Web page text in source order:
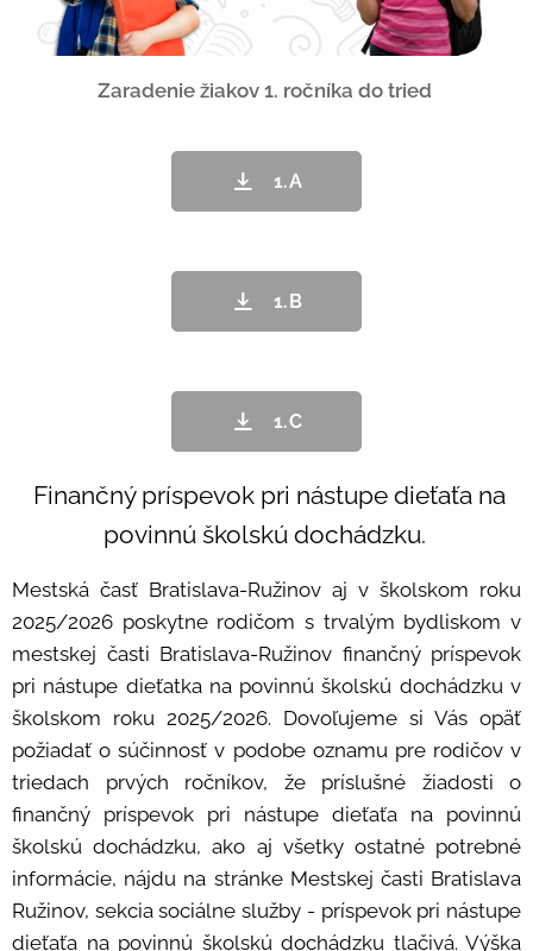
Zaradenie žiakov 1. ročníka do tried
1.A
1.B
1.C
Finančný príspevok pri nástupe dieťaťa na
povinnú školskú dochádzku.
Mestská časť Bratislava-Ružinov aj v školskom roku
2025/2026 poskytne rodičom s trvalým bydliskom v
mestskej časti Bratislava-Ružinov finančný príspevok
pri nástupe dieťatka na povinnú školskú dochádzku v
školskom roku 2025/2026. Dovoľujeme si Vás opäť
požiadať o súčinnosť v podobe oznamu pre rodičov v
triedach prvých ročníkov, že príslušné žiadosti o
finančný príspevok pri nástupe dieťaťa na povinnú
školskú dochádzku, ako aj všetky ostatné potrebné
informácie, nájdu na stránke Mestskej časti Bratislava
Ružinov, sekcia sociálne služby - príspevok pri nástupe
dieťaťa na povinnú školskú dochádzku tlačivá. Výška